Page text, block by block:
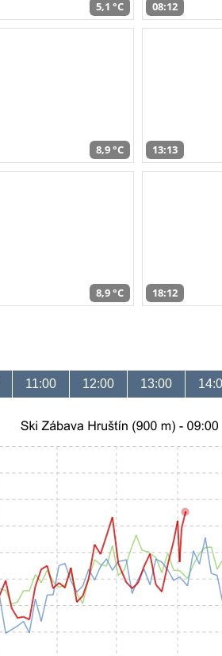
5,1 °C 08:12
8,9 °C 13:13
8,9 °C 18:12
11:00 12:00 13:00